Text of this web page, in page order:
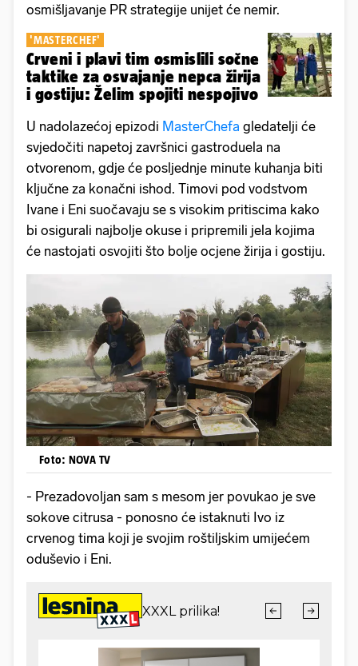
osmišljavanje PR strategije unijet će nemir.
'MASTERCHEF'
Crveni i plavi tim osmislili sočne
taktike za osvajanje nepca žirija
i gostiju: Želim spojiti nespojivo
U nadolazećoj epizodi MasterChefa gledatelji će
svjedočiti napetoj završnici gastroduela na
otvorenom, gdje će posljednje minute kuhanja biti
ključne za konačni ishod. Timovi pod vodstvom
Ivane i Eni suočavaju se s visokim pritiscima kako
bi osigurali najbolje okuse i pripremili jela kojima
će nastojati osvojiti što bolje ocjene žirija i gostiju.
Foto: NOVA TV
- Prezadovoljan sam s mesom jer povukao je sve
sokove citrusa - ponosno će istaknuti Ivo iz
crvenog tima koji je svojim roštiljskim umijećem
oduševio i Eni.